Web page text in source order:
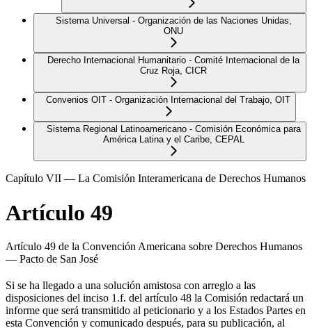
Sistema Universal - Organización de las Naciones Unidas,
ONU
Derecho Internacional Humanitario - Comité Internacional de la
Cruz Roja, CICR
Convenios OIT - Organización Internacional del Trabajo, OIT
Sistema Regional Latinoamericano - Comisión Económica para
América Latina y el Caribe, CEPAL
Capítulo VII — La Comisión Interamericana de Derechos Humanos
Artículo 49
Artículo 49 de la Convención Americana sobre Derechos Humanos
— Pacto de San José
Si se ha llegado a una solución amistosa con arreglo a las
disposiciones del inciso 1.f. del artículo 48 la Comisión redactará un
informe que será transmitido al peticionario y a los Estados Partes en
esta Convención y comunicado después, para su publicación, al